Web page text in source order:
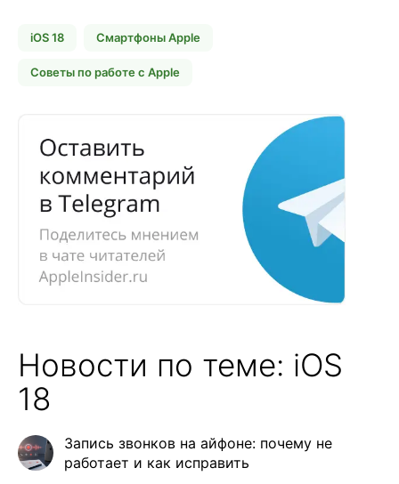
iOS 18 Смартфоны Apple
Советы по работе с Apple
Новости по теме: iOS
18
Запись звонков на айфоне: почему не
работает и как исправить